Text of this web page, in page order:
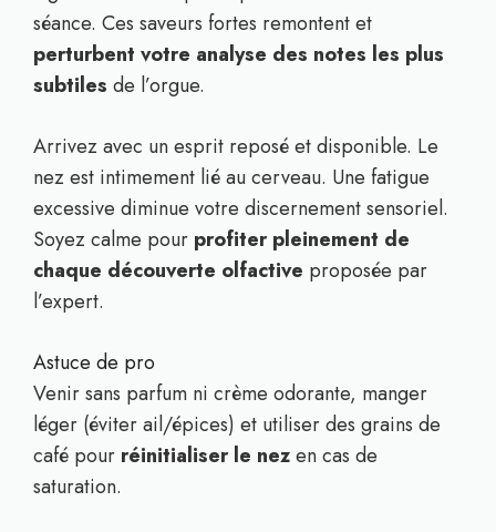
séance. Ces saveurs fortes remontent et
perturbent votre analyse des notes les plus
subtiles de l’orgue.
Arrivez avec un esprit reposé et disponible. Le
nez est intimement lié au cerveau. Une fatigue
excessive diminue votre discernement sensoriel.
Soyez calme pour profiter pleinement de
chaque découverte olfactive proposée par
l’expert.
Astuce de pro
Venir sans parfum ni crème odorante, manger
léger (éviter ail/épices) et utiliser des grains de
café pour réinitialiser le nezen cas de
saturation.